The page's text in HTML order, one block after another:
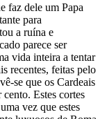
faz dele um Papa
para
a ruína e
parece ser
vida inteira a tentar
recentes, feitas pelo
se que os Cardeais
Estes cortes
vez que estes